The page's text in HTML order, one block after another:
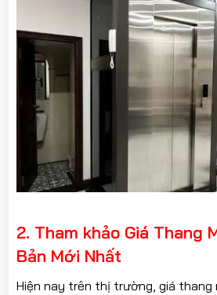
2. Tham khảo Giá Thang
Bản Mới Nhất
Hiện nay trên thị trường, giá thang